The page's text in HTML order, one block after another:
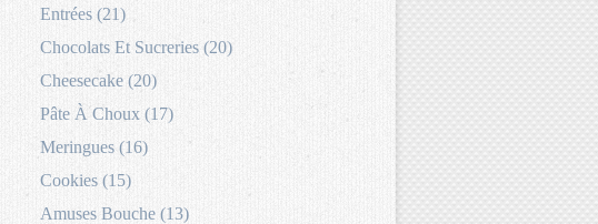
Entrées (21)
Chocolats Et Sucreries (20)
Cheesecake (20)
Pâte À Choux (17)
Meringues (16)
Cookies (15)
Amuses Bouche (13)